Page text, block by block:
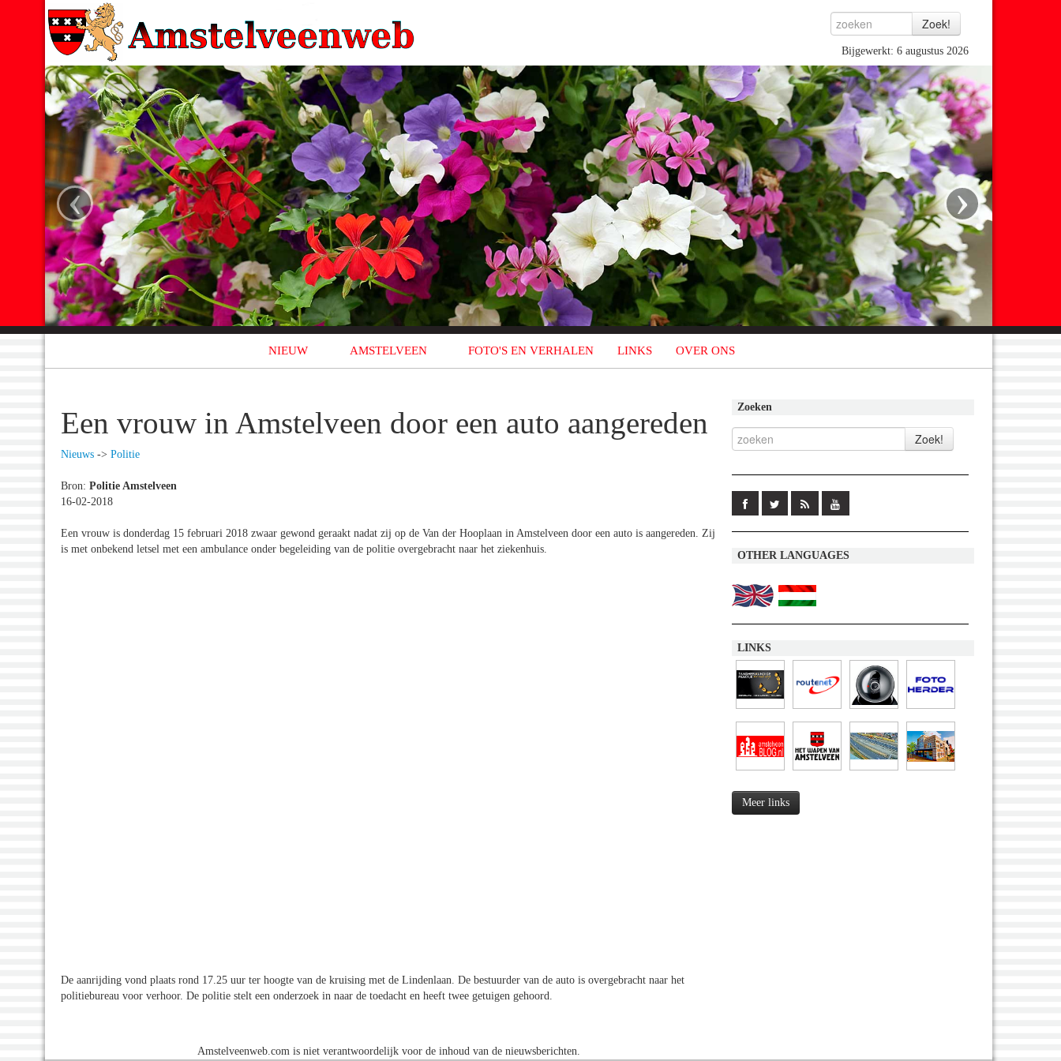
Bijgewerkt: 6 augustus 2026
‹ ›
NIEUW AMSTELVEEN FOTO'S EN VERHALEN LINKS OVER ONS
Een vrouw in Amstelveen door een auto aangereden
Nieuws -> Politie
Bron: Politie Amstelveen
16-02-2018
Een vrouw is donderdag 15 februari 2018 zwaar gewond geraakt nadat zij op de Van der Hooplaan in Amstelveen door een auto is aangereden. Zij
is met onbekend letsel met een ambulance onder begeleiding van de politie overgebracht naar het ziekenhuis.
De aanrijding vond plaats rond 17.25 uur ter hoogte van de kruising met de Lindenlaan. De bestuurder van de auto is overgebracht naar het
politiebureau voor verhoor. De politie stelt een onderzoek in naar de toedacht en heeft twee getuigen gehoord.
Amstelveenweb.com is niet verantwoordelijk voor de inhoud van de nieuwsberichten.
Zoeken
OTHER LANGUAGES
LINKS
Meer links